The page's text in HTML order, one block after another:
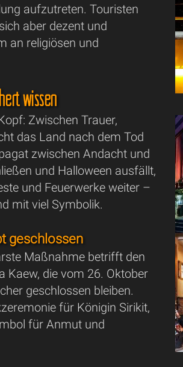
aufzutreten. Touristen
aber dezent und
an religiösen und
wissen
Zwischen Trauer,
das Land nach dem Tod
zwischen Andacht und
und Halloween ausfällt,
und Feuerwerke weiter –
mit viel Symbolik.
geschlossen
Maßnahme betrifft den
Kaew, die vom 26. Oktober
geschlossen bleiben.
für Königin Sirikit,
für Anmut und